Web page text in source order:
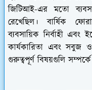
জিটিআই-এর মতো
রেখেছিল। বার্ষিক
ব্যবসায়িক নির্বাহী এবং
কার্যকারিতা এবং সবুজ
গুরুত্বপূর্ণ বিষয়গুলি